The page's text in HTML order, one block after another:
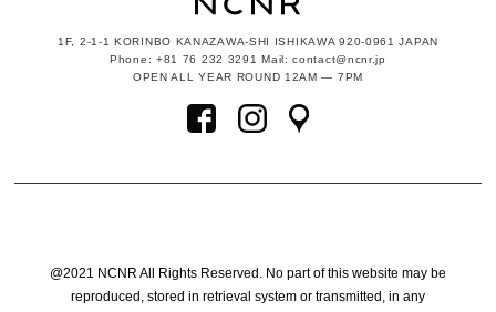
1F, 2-1-1KORINBO KANAZAWA-SHI ISHIKAWA 920-0961 JAPAN
Phone: +81 76 232 3291 Mail: contact@ncnr.jp
OPEN ALL YEAR ROUND 12AM — 7PM
@2021 NCNR All Rights Reserved. No part of this website may be
reproduced, stored in retrieval system or transmitted, in any